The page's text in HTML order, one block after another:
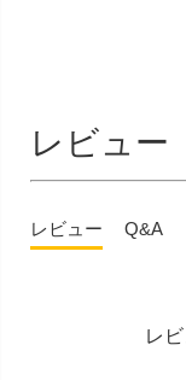
レビュー
レビュー Q&A
レ